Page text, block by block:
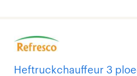
Heftruckchauffeur 3